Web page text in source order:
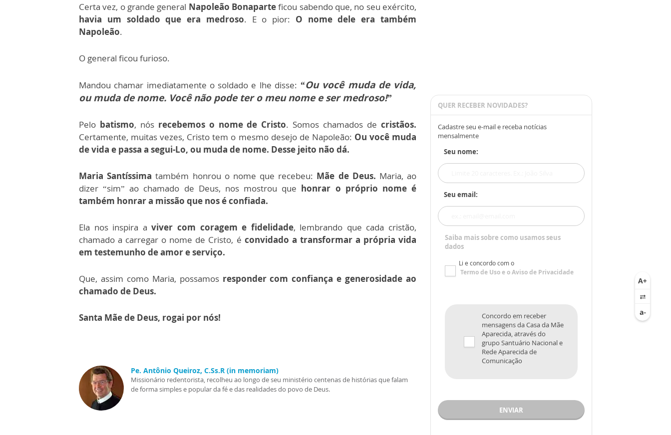
Certa vez, o grande general Napoleão Bonaparteficou sabendo que, no seu exército,
havia um soldado que era medroso. E o pior: O nome dele era também
Napoleão.
O general ficou furioso.
Mandou chamar imediatamente o soldado e lhe disse: “Ou você muda de vida,
ou muda de nome. Você não pode ter o meu nome e ser medroso!”
Pelo batismo, nós recebemos o nome de Cristo. Somos chamados decristãos.
Certamente, muitas vezes, Cristo tem o mesmo desejo de Napoleão: Ou você muda
de vida e passa a segui-Lo, ou muda de nome. Desse jeito não dá.
Maria Santíssima também honrou o nome que recebeu: Mãe de Deus. Maria, ao
dizer “sim” ao chamado de Deus, nos mostrou que honrar o próprio nome é
também honrar a missão que nos é confiada.
Ela nos inspira a viver com coragem e fidelidade, lembrando que cada cristão,
chamado a carregar o nome de Cristo, é convidado a transformar a própria vida
em testemunho de amor e serviço.
Que, assim como Maria, possamos responder com confiança e generosidade ao
chamado de Deus.
Santa Mãe de Deus, rogai por nós!
Pe. Antônio Queiroz, C.Ss.R (in memoriam)
Missionário redentorista, recolheu ao longo de seu ministério centenas de histórias que falam
de forma simples e popular da fé e das realidades do povo de Deus.
QUER RECEBER NOVIDADES?
Cadastre seu e-mail e receba notícias
mensalmente
Seu nome:
Seu email:
Saiba mais sobre como usamos seus
dados
Li e concordo com o
Termo de Usoe oAviso de Privacidade
Concordo em receber
mensagens da Casa da Mãe
Aparecida, através do
grupo Santuário Nacional e
Rede Aparecida de
Comunicação
ENVIAR